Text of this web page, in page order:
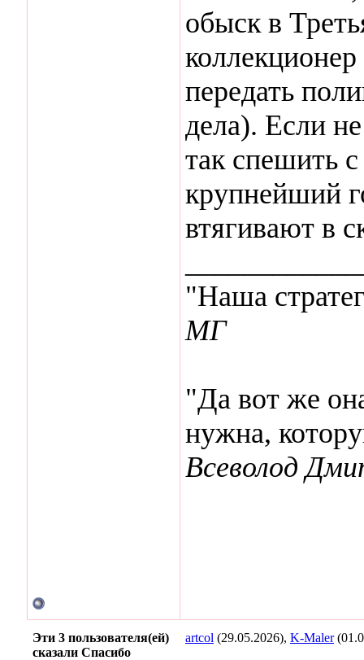
обыск в
передать
дела). Если
так спешить
крупнейший
втягивают в
"Наша
МГ
"Да вот же
нужна,
Всеволод
Эти 3 пользователя(ей)
сказали Спасибо
artcol (29.05.2026), K-Maler